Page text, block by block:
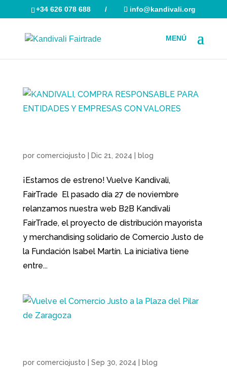
+34 626 078 688 / info@kandivali.org
productos
por comerciojusto Dic 21, 2024 blog
¡Estamos de estreno! Vuelve Kandivali,
FairTrade El pasado día 27 de noviembre
relanzamos nuestra web B2B Kandivali
FairTrade, el proyecto de distribución mayorista
y merchandising solidario de Comercio Justo de
la Fundación Isabel Martín. La iniciativa tiene
entre...
por comerciojusto Sep 30, 2024 blog